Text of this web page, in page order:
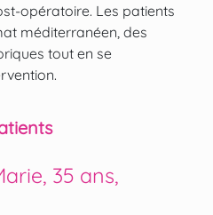
opératoire. Les patients
méditerranéen, des
tout en se
35 ans,